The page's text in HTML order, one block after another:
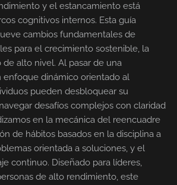
y el estancamiento está
cognitivos internos. Esta guía
cambios fundamentales de
para el crecimiento sostenible, la
alto nivel. Al pasar de una
enfoque dinámico orientado al
pueden desbloquear su
desafíos complejos con claridad
en la mecánica del reencuadre
de hábitos basados en la disciplina a
orientada a soluciones, y el
continuo. Diseñado para líderes,
de alto rendimiento, este